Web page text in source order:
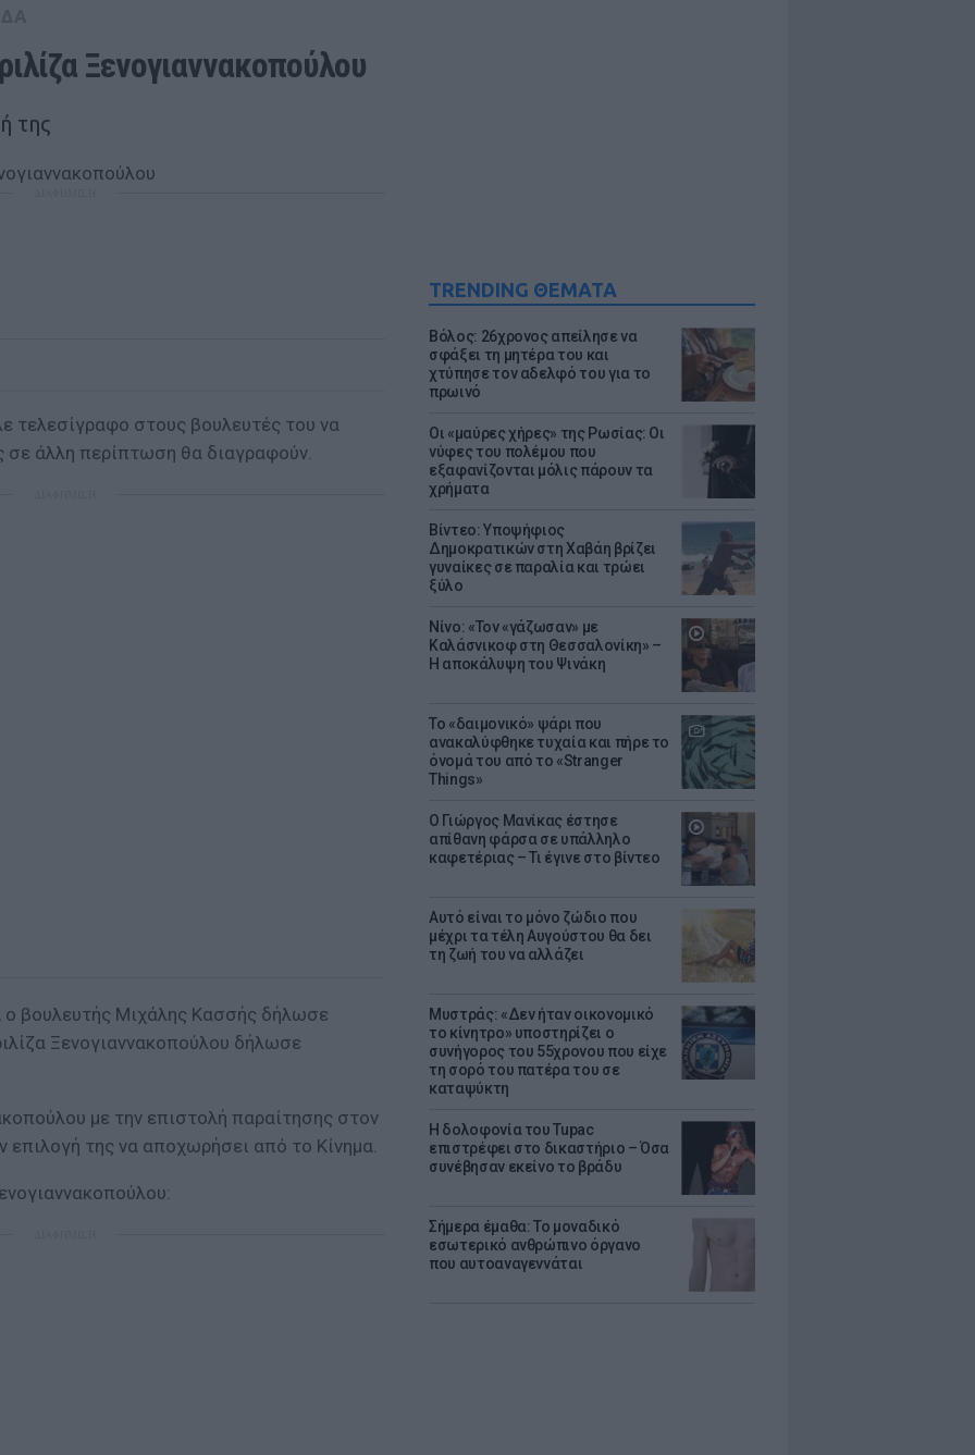
TRENDING ΘΕΜΑΤΑ
Βόλος: 26χρονος απείλησε να
σφάξει τη μητέρα του και
χτύπησε τον αδελφό του για το
πρωινό
Οι «μαύρες χήρες» της Ρωσίας: Οι
νύφες του πολέμου που
εξαφανίζονται μόλις πάρουν τα
χρήματα
Βίντεο: Υποψήφιος
Δημοκρατικών στη Χαβάη βρίζει
γυναίκες σε παραλία και τρώει
ξύλο
Νίνο: «Τον «γάζωσαν» με
Καλάσνικοφ στη Θεσσαλονίκη» –
Η αποκάλυψη του Ψινάκη
Το «δαιμονικό» ψάρι που
ανακαλύφθηκε τυχαία και πήρε το
όνομά του από το «Stranger
Things»
Ο Γιώργος Μανίκας έστησε
απίθανη φάρσα σε υπάλληλο
καφετέριας – Τι έγινε στο βίντεο
Αυτό είναι το μόνο ζώδιο που
μέχρι τα τέλη Αυγούστου θα δει
τη ζωή του να αλλάζει
Μυστράς: «Δεν ήταν οικονομικό
το κίνητρο» υποστηρίζει ο
συνήγορος του 55χρονου που είχε
τη σορό του πατέρα του σε
καταψύκτη
Η δολοφονία του Tupac
επιστρέφει στο δικαστήριο – Όσα
συνέβησαν εκείνο το βράδυ
Σήμερα έμαθα: Το μοναδικό
εσωτερικό ανθρώπινο όργανο
που αυτοαναγεννάται
Ξενογιαννακοπούλου
της
τελεσίγραφο στους βουλευτές του να
άλλη περίπτωση θα διαγραφούν.
ο βουλευτής Μιχάλης Κασσής δήλωσε
Ξενογιαννακοπούλου δήλωσε
με την επιστολή παραίτησης στον
της να αποχωρήσει από το Κίνημα.